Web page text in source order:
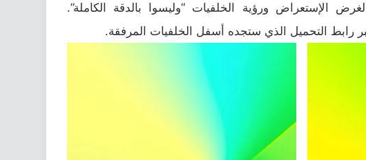
الإستعراض ورؤية الخلفيات “وليسوا بالدقة الكاملة”.
رابط التحميل الذي ستجده أسفل الخلفيات المرفقة.